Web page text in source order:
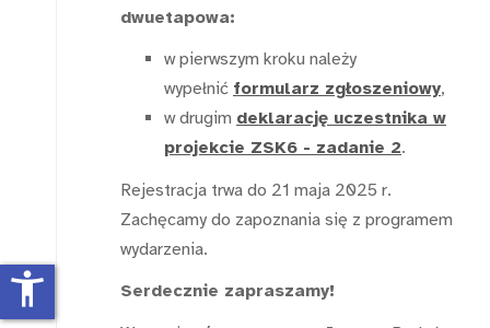
dwuetapowa:
w pierwszym kroku należy
wypełnić formularz zgłoszeniowy,
w drugim deklarację uczestnika w
projekcie ZSK6 - zadanie 2.
Rejestracja trwa do 21 maja 2025 r.
Zachęcamy do zapoznania się z programem
wydarzenia.
Serdecznie zapraszamy!
accessibility_new